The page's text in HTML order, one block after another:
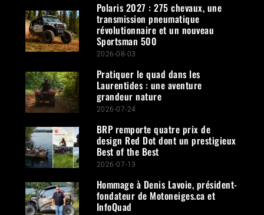
Polaris 2027 : 275 chevaux, une
transmission pneumatique
révolutionnaire et un nouveau
Sportsman 500
2026-08-03
Pratiquer le quad dans les
Laurentides : une aventure
grandeur nature
2026-07-24
BRP remporte quatre prix de
design Red Dot dont un prestigieux
Best of the Best
2026-07-13
Hommage à Denis Lavoie, président-
fondateur de Motoneiges.ca et
InfoQuad